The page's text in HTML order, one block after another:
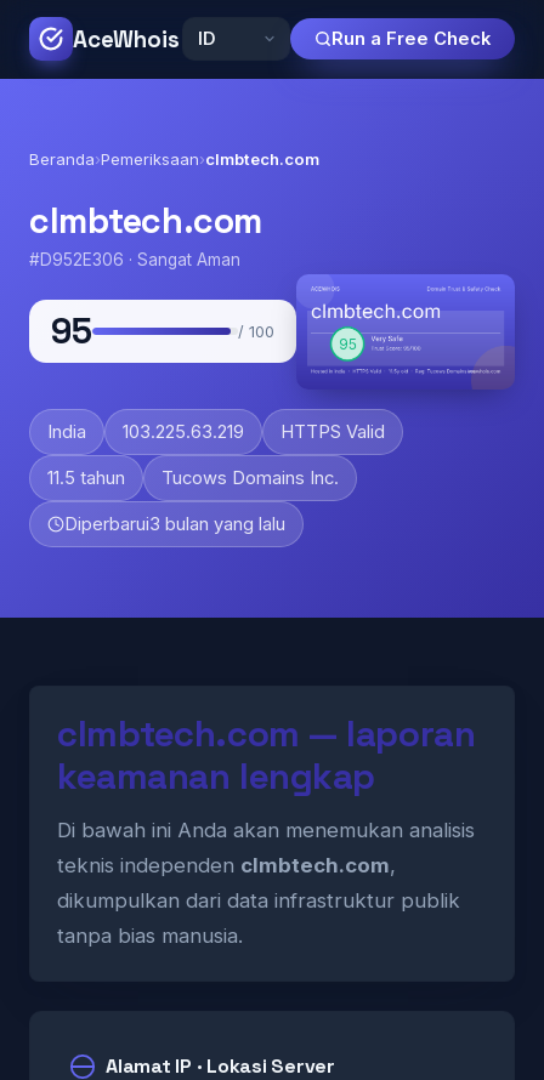
AceWhois Run a Free Check
Beranda›Pemeriksaan›clmbtech.com
clmbtech.com
#D952E306 · Sangat Aman
95 / 100
India 103.225.63.219 HTTPS Valid
11.5 tahun Tucows Domains Inc.
Diperbarui3 bulan yang lalu
clmbtech.com — laporan
keamanan lengkap
Di bawah ini Anda akan menemukan analisis
teknis independen clmbtech.com,
dikumpulkan dari data infrastruktur publik
tanpa bias manusia.
Alamat IP · Lokasi Server